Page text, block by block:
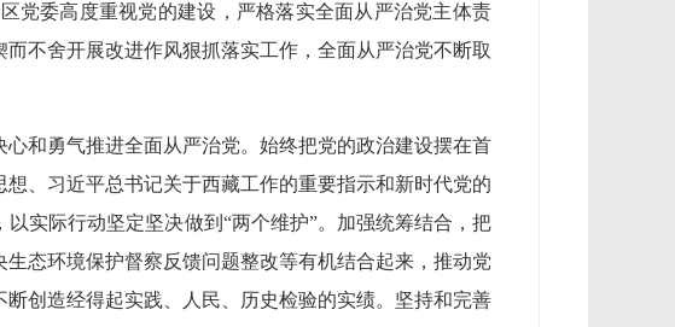
党委高度重视党的建设，严格落实全面从严治党主体责
不舍开展改进作风狠抓落实工作，全面从严治党不断取
和勇气推进全面从严治党。始终把党的政治建设摆在首
、习近平总书记关于西藏工作的重要指示和新时代党的
实际行动坚定坚决做到“两个维护”。加强统筹结合，把
态环境保护督察反馈问题整改等有机结合起来，推动党
创造经得起实践、人民、历史检验的实绩。 坚持和完善